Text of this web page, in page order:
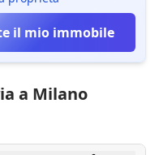
il mio immobile
a Milano